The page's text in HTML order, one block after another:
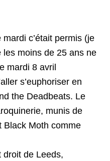
c’était permis (je
les moins de 25 ans ne
mardi 8 avril
s’euphoriser en
the Deadbeats. Le
munis de
Black Moth comme
droit de Leeds,